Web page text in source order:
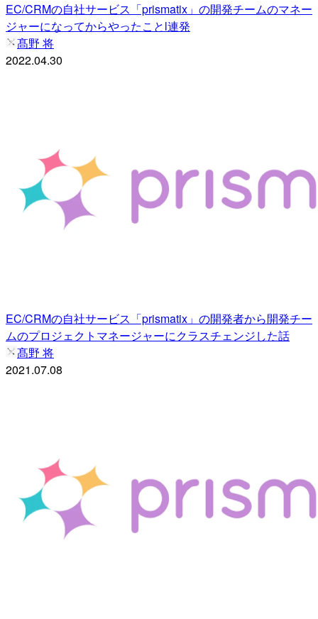
EC/CRMの自社サービス「prismatix」の開発チームのマネー
ジャーになってからやったことl連発
髙野 将
2022.04.30
EC/CRMの自社サービス「prismatix」の開発者から開発チー
ムのプロジェクトマネージャーにクラスチェンジした話
髙野 将
2021.07.08